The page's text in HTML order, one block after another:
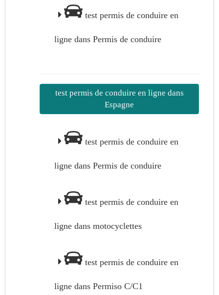
test permis de conduire en
ligne dans Permis de conduire
test permis de conduire en ligne dans
Espagne
test permis de conduire en
ligne dans Permis de conduire
test permis de conduire en
ligne dans motocyclettes
test permis de conduire en
ligne dans Permiso C/C1